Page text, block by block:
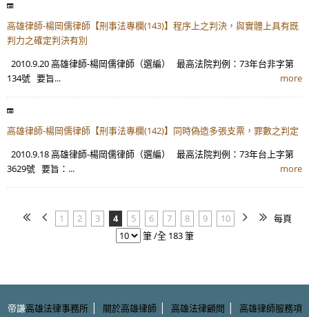
高雄律師-楊岡儒律師【刑事法專欄(143)】程序上之判決，與實體上具有既
判力之確定判決有別
2010.9.20 高雄律師-楊岡儒律師（選編） 最高法院判例：73年台非字第
134號 要旨...
more
高雄律師-楊岡儒律師【刑事法專欄(142)】同時偽造多張支票，罪數之判定
2010.9.18 高雄律師-楊岡儒律師（選編） 最高法院判例：73年台上字第
3629號 要旨：...
more
1 2 3 4 5 6 7 8 9 10
每頁
筆 /全 183 筆
帝謙高雄法律事務所| 關於高雄律師| 高雄法律顧問 |
高雄律師服務項